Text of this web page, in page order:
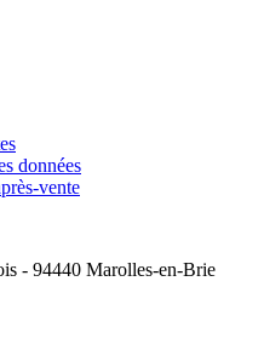
données
vente
- 94440 Marolles-en-Brie